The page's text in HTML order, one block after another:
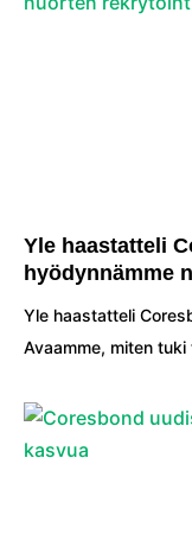
Yle haastatteli
hyödynnämme
Yle haastatteli
Avaamme, miten